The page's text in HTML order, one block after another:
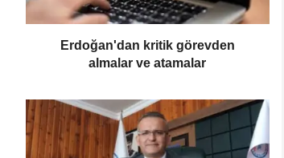
Erdoğan'dan kritik görevden
almalar ve atamalar